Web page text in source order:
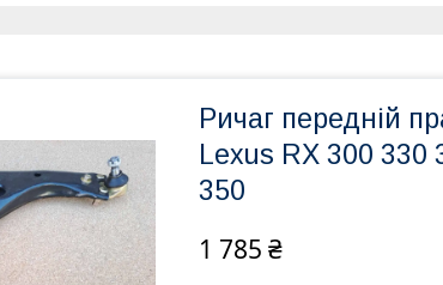
Ричаг передній
Lexus RX 300 330
350
1 785 ₴